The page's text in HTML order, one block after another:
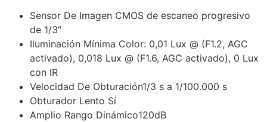
Sensor De Imagen CMOS de escaneo progresivo
de 1/3″
Iluminación Mínima Color: 0,01 Lux @ (F1.2, AGC
activado), 0,018 Lux @ (F1.6, AGC activado), 0 Lux
con IR
Velocidad De Obturación1/3 s a 1/100.000 s
Obturador Lento Sí
Amplio Rango Dinámico120dB